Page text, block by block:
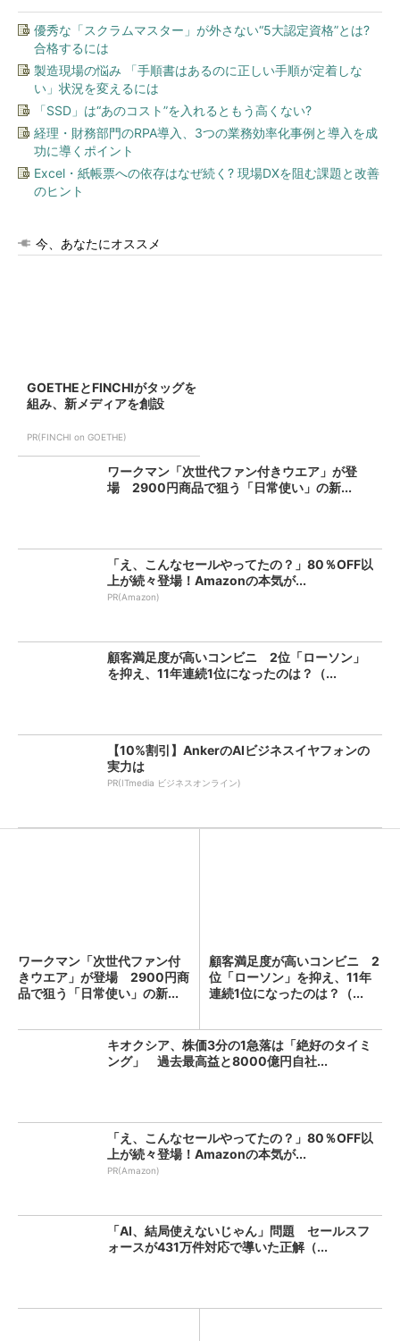
優秀な「スクラムマスター」が外さない“5大認定資格”とは?
合格するには
製造現場の悩み 「手順書はあるのに正しい手順が定着しな
い」状況を変えるには
「SSD」は“あのコスト”を入れるともう高くない?
経理・財務部門のRPA導入、3つの業務効率化事例と導入を成
功に導くポイント
Excel・紙帳票への依存はなぜ続く? 現場DXを阻む課題と改善
のヒント
今、あなたにオススメ
GOETHEとFINCHIがタッグを
組み、新メディアを創設
PR(FINCHI on GOETHE)
ワークマン「次世代ファン付きウエア」が登
場 2900円商品で狙う「日常使い」の新...
「え、こんなセールやってたの？」80％OFF以
上が続々登場！Amazonの本気が...
PR(Amazon)
顧客満足度が高いコンビニ 2位「ローソン」
を抑え、11年連続1位になったのは？（...
【10%割引】AnkerのAIビジネスイヤフォンの
実力は
PR(ITmedia ビジネスオンライン)
ワークマン「次世代ファン付
きウエア」が登場 2900円商
品で狙う「日常使い」の新...
顧客満足度が高いコンビニ 2
位「ローソン」を抑え、11年
連続1位になったのは？（...
キオクシア、株価3分の1急落は「絶好のタイミ
ング」 過去最高益と8000億円自社...
「え、こんなセールやってたの？」80％OFF以
上が続々登場！Amazonの本気が...
PR(Amazon)
「AI、結局使えないじゃん」問題 セールスフ
ォースが431万件対応で導いた正解（...